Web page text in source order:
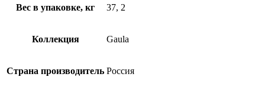
Вес в упаковке, кг 37, 2
Коллекция Gaula
Страна производитель Россия